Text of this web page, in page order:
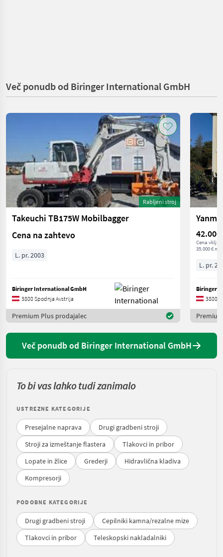
Več ponudb od Biringer International GmbH
Rabljeni stroj
Takeuchi TB175W Mobilbagger
Cena na zahtevo
L. pr. 2003
Biringer International GmbH
3800 Spodnja Avstrija
Premium Plus prodajalec
42.000
Cena
35.000 €
L. pr.
Biringer
3800
Več ponudb od Biringer International GmbH
To bi vas lahko tudi zanimalo
USTREZNE KATEGORIJE
Presejalne naprava
Drugi gradbeni stroji
Stroji za izmeštanje flastera
Tlakovci in pribor
Lopate in žlice
Grederji
Hidravlična kladiva
Kompresorji
PODOBNE KATEGORIJE
Drugi gradbeni stroji
Cepilniki kamna/rezalne mize
Tlakovci in pribor
Teleskopski nakladalniki